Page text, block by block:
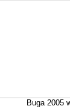
Buga 2005